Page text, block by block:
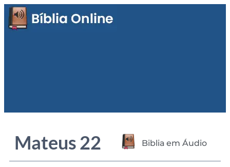
Mateus 22 Biblia em Áudio